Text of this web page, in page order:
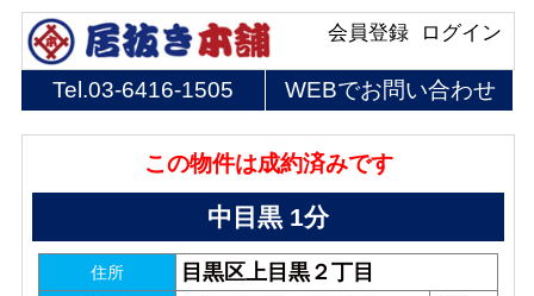
ログイン
会員登録
Tel.03-6416-1505 WEBでお問い合わせ
この物件は成約済みです
中目黒 1分
住所 目黒区上目黒２丁目